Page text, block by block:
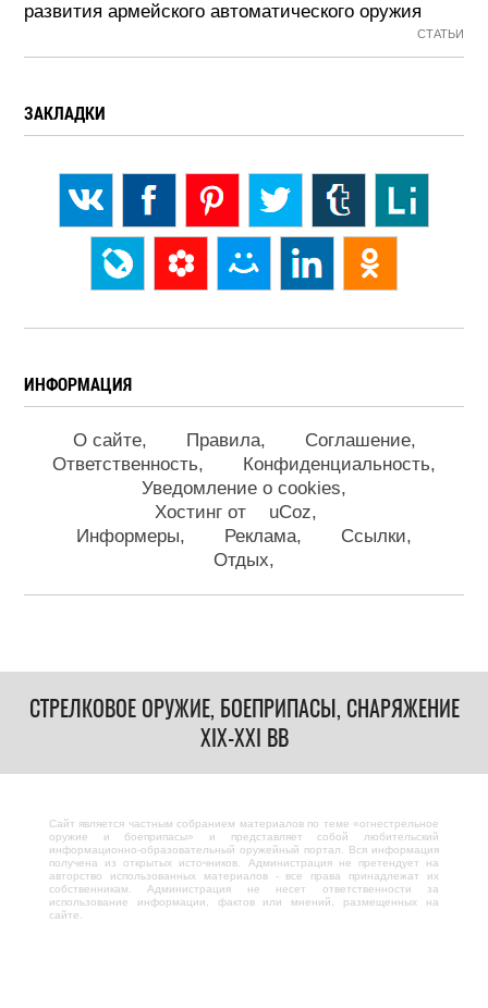
развития армейского автоматического оружия
СТАТЬИ
ЗАКЛАДКИ
ИНФОРМАЦИЯ
О сайте Правила
Соглашение
Ответственность
Конфиденциальность
Уведомление о cookies
Хостинг от
uCoz
Информеры
Реклама
Ссылки
Отдых
СТРЕЛКОВОЕ ОРУЖИЕ, БОЕПРИПАСЫ, СНАРЯЖЕНИЕ
XIX-XXI ВВ
Сайт является частным собранием материалов по теме «огнестрельное
оружие и боеприпасы» и представляет собой любительский
информационно-образовательный оружейный портал. Вся информация
получена из открытых источников. Администрация не претендует на
авторство использованных материалов - все права принадлежат их
собственникам. Администрация не несет ответственности за
использование информации, фактов или мнений, размещенных на
сайте.